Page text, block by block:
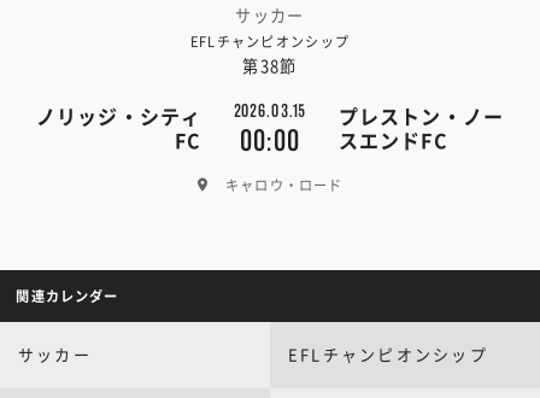
サッカー
EFLチャンピオンシップ
第38節
ノリッジ・シティ
FC
2026.03.15
00:00
プレストン・ノー
スエンドFC
キャロウ・ロード
関連カレンダー
サッカー EFLチャンピオンシップ